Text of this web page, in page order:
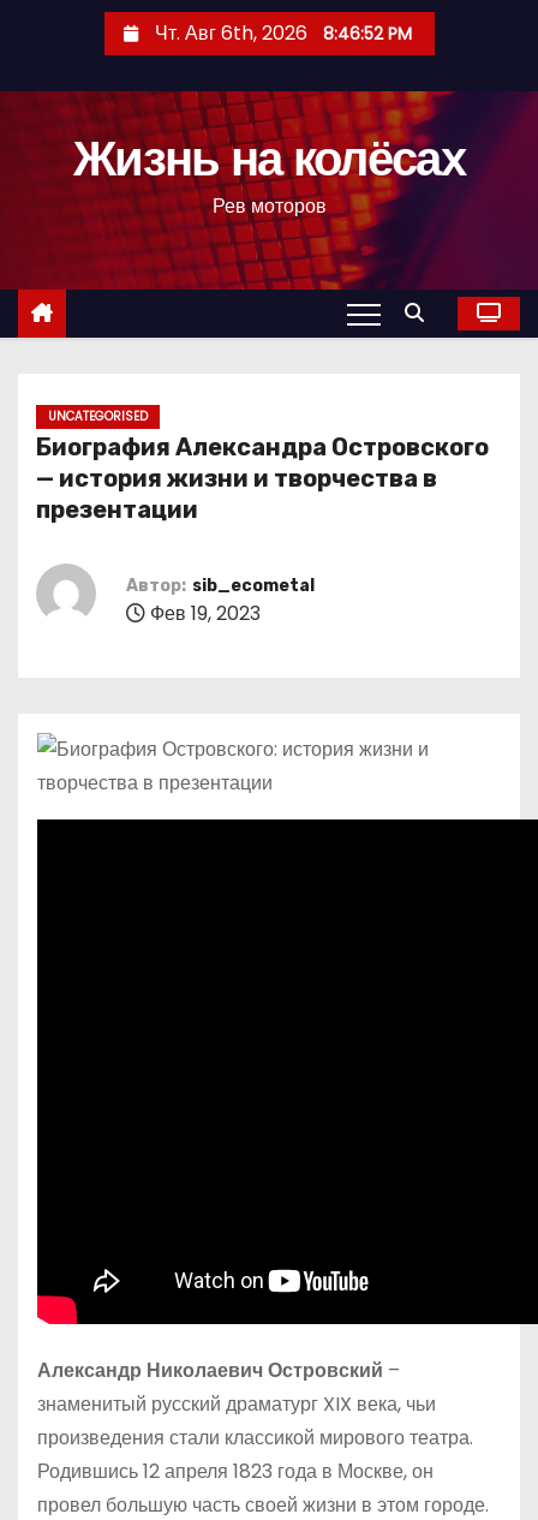
с
Чт. Авг 6th, 2026 8:46:53 PM
Жизнь на колёсах
Рев моторов
UNCATEGORISED
Биография Александра Островского
— история жизни и творчества в
презентации
Автор: sib_ecometal
Фев 19, 2023
Александр Николаевич Островский –
знаменитый русский драматург XIX века, чьи
произведения стали классикой мирового театра.
Родившись 12 апреля 1823 года в Москве, он
провел большую часть своей жизни в этом городе.